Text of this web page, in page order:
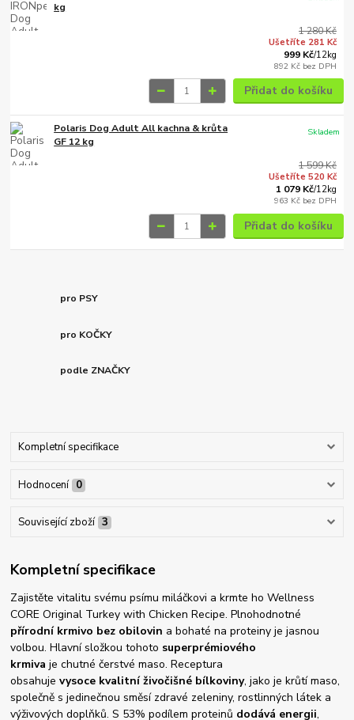
kg
1 280 Kč
Ušetříte 281 Kč
999 Kč/12kg
892 Kč bez DPH
Přidat do košíku
Polaris Dog Adult All kachna & krůta
GF 12 kg
1 599 Kč
Ušetříte 520 Kč
1 079 Kč/12kg
963 Kč bez DPH
Skladem
Přidat do košíku
pro PSY
pro KOČKY
podle ZNAČKY
Kompletní specifikace
Hodnocení 0
Související zboží 3
Kompletní specifikace
Zajistěte vitalitu svému psímu miláčkovi a krmte ho Wellness
CORE Original Turkey with Chicken Recipe. Plnohodnotné
přírodní krmivo bez obilovin a bohaté na proteiny je jasnou
volbou. Hlavní složkou tohoto superprémiového
krmiva je chutné čerstvé maso. Receptura
obsahujevysoce kvalitní živočišné bílkoviny, jako je krůtí maso,
společně s jedinečnou směsí zdravé zeleniny, rostlinných látek a
výživových doplňků. S 53% podílem proteinů dodává energii,